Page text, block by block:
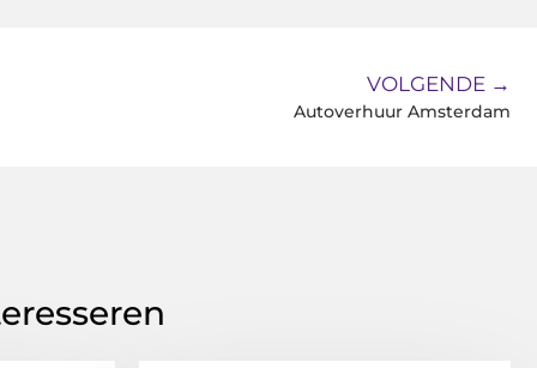
VOLGENDE →
Autoverhuur Amsterdam